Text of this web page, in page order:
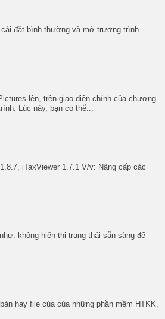
cài đặt bình thường và mở trương trình
lên, trên giao diện chính của chương
Lúc này, bạn có thể...
iTaxViewer 1.7.1 V/v: Nâng cấp các
không hiển thị trạng thái sẵn sàng để
hay file của của những phần mềm HTKK,